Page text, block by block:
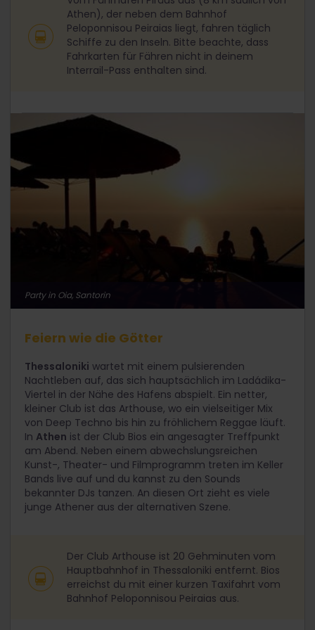
Athen), der neben dem Bahnhof
Peloponnisou Peiraias liegt, fahren täglich
Schiffe zu den Inseln. Bitte beachte, dass
Fahrkarten für Fähren nicht in deinem
Interrail-Pass enthalten sind.
Party in Oia, Santorin
Feiern wie die Götter
Thessaloniki wartet mit einem pulsierenden
Nachtleben auf, das sich hauptsächlich im Ladádika-
Viertel in der Nähe des Hafens abspielt. Ein netter,
kleiner Club ist das Arthouse, wo ein vielseitiger Mix
von Deep Techno bis hin zu fröhlichem Reggae läuft.
In Athen ist der Club Bios ein angesagter Treffpunkt
am Abend. Neben einem abwechslungsreichen
Kunst-, Theater- und Filmprogramm treten im Keller
Bands live auf und du kannst zu den Sounds
bekannter DJs tanzen. An diesen Ort zieht es viele
junge Athener aus der alternativen Szene.
Der Club Arthouse ist 20 Gehminuten vom
Hauptbahnhof in Thessaloniki entfernt. Bios
erreichst du mit einer kurzen Taxifahrt vom
Bahnhof Peloponnisou Peiraias aus.